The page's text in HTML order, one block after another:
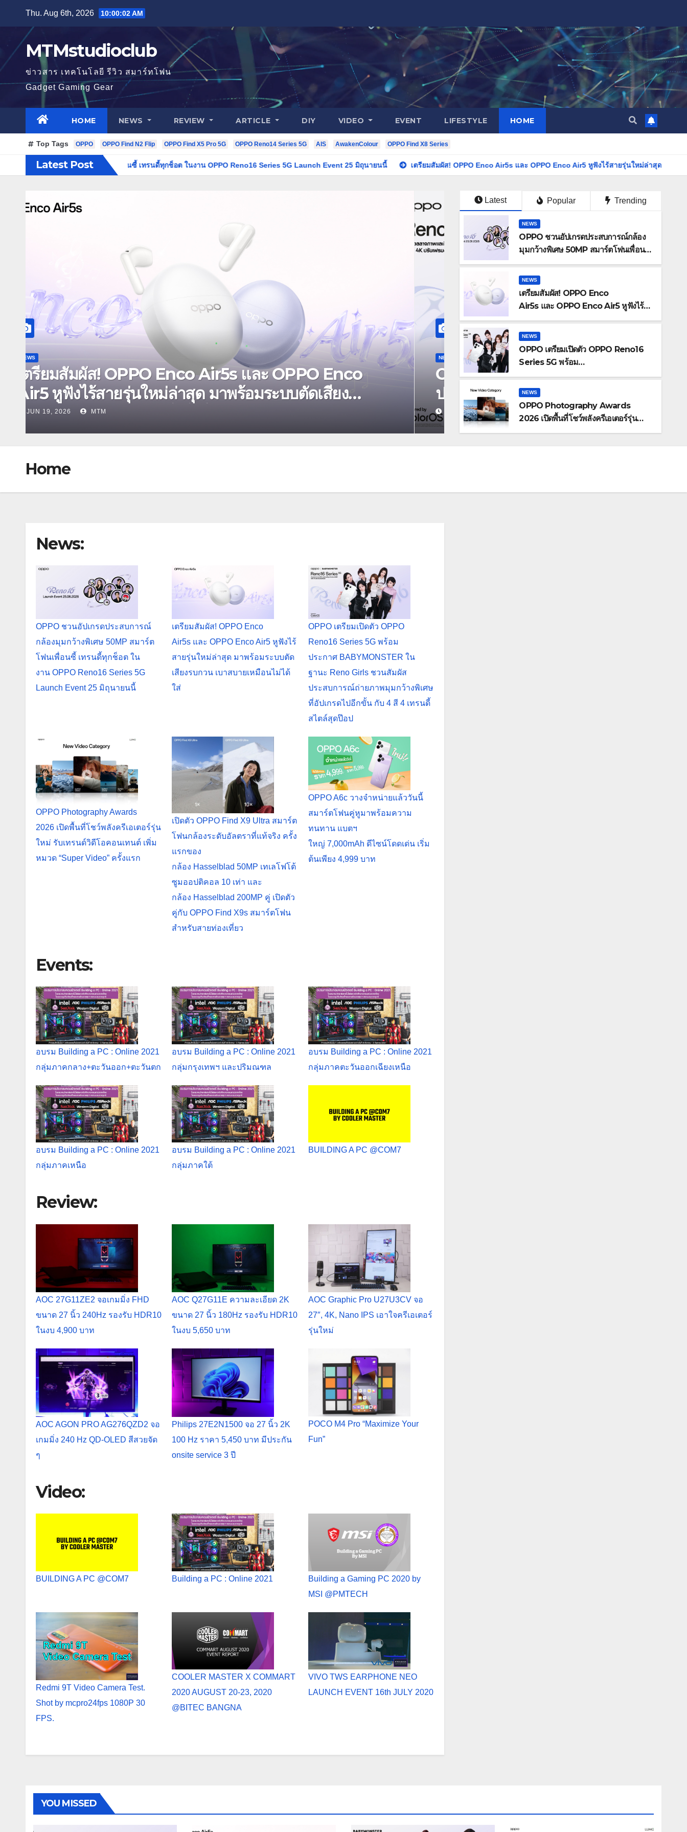
content
Thu. Aug 6th, 2026 10:00:04 AM
MTMstudioclub
ข่าวสาร เทคโนโลยี รีวิว สมาร์ทโฟน
Gadget Gaming Gear
HOME NEWS REVIEW ARTICLE DIY VIDEO EVENT LIFESTYLE HOME
Top Tags OPPO OPPO Find N2 Flip OPPO Find X5 Pro 5G OPPO Reno14 Series 5G AIS AwakenColour OPPO Find X8 Series
Latest Post
50MP สมาร์ตโฟนเพื่อนซี้ เทรนดี้ทุกช็อต ในงาน OPPO Reno16 Series 5G Launch Event 25 มิถุนายนนี้ เตรียมสัมผัส! OPPO Enco Air5s และ OPPO Enco Air5 หูฟังไร้สายรุ่นใหม่ล่าสุด มาพร้อมระบบตัดเสียงร
OPPO เตรียมเปิดตัว OPPO Reno16 Series 5G พร้อม
ประกาศ BABYMONSTER ในฐานะ Reno Girls ชวน
สัมผัสประสบการณ์ถ่ายภาพมุมกว้างพิเศษที่อัปเกรดไปอีก
ขั้น กับ 4 สี 4 เทรนดี้สไตล์สุดป๊อป
JUN 18, 2026
NEWS
OPPO Photography Awards
ครีเอเตอร์รุ่นใหม่ รับเทรนด์วิดีโอ
“Super Video” ครั้งแรก
MAY 19, 2026 MTM
Latest Popular Trending
NEWS
OPPO ชวนอัปเกรดประสบการณ์กล้อง
มุมกว้างพิเศษ 50MP สมาร์ตโฟนเพื่อนซี้
เทรนดี้ทุกช็อต ในงาน OPPO
Reno16 Series 5G Launch
Event 25 มิถุนายนนี้
NEWS
เตรียมสัมผัส! OPPO Enco
Air5s และ OPPO Enco Air5 หูฟังไร้
สายรุ่นใหม่ล่าสุด มาพร้อมระบบตัดเสียง
รบกวน เบาสบายเหมือนไม่ได้ใส่
NEWS
OPPO เตรียมเปิดตัว OPPO Reno16
Series 5G พร้อม
ประกาศ BABYMONSTER ใน
ฐานะ Reno Girls ชวนสัมผัส
ประสบการณ์ถ่ายภาพมุมกว้างพิเศษที่อัป
เกรดไปอีกขั้น กับ 4 สี 4 เทรนดี้สไตล์สุด
NEWS
OPPO Photography Awards
2026 เปิดพื้นที่โชว์พลังครีเอเตอร์รุ่น
ใหม่ รับเทรนด์วิดีโอคอนเทนต์ เพิ่มหมวด
Home
News:
OPPO ชวนอัปเกรดประสบการณ์
กล้องมุมกว้างพิเศษ 50MP สมาร์ต
โฟนเพื่อนซี้ เทรนดี้ทุกช็อต ใน
งาน OPPO Reno16 Series 5G
Launch Event 25 มิถุนายนนี้
เตรียมสัมผัส! OPPO Enco
Air5s และ OPPO Enco Air5 หูฟังไร้
สายรุ่นใหม่ล่าสุด มาพร้อมระบบตัด
เสียงรบกวน เบาสบายเหมือนไม่ได้
ใส่
OPPO เตรียมเปิดตัว OPPO
Reno16 Series 5G พร้อม
ประกาศ BABYMONSTER ใน
ฐานะ Reno Girls ชวนสัมผัส
ประสบการณ์ถ่ายภาพมุมกว้างพิเศษ
ที่อัปเกรดไปอีกขั้น กับ 4 สี 4 เทรนดี้
สไตล์สุดป๊อป
OPPO Photography Awards
2026 เปิดพื้นที่โชว์พลังครีเอเตอร์รุ่น
ใหม่ รับเทรนด์วิดีโอคอนเทนต์ เพิ่ม
หมวด “Super Video” ครั้งแรก
เปิดตัว OPPO Find X9 Ultra สมาร์ต
โฟนกล้องระดับอัลตราที่แท้จริง ครั้ง
แรกของ
กล้อง Hasselblad 50MP เทเลโฟโต้
ซูมออปติคอล 10 เท่า และ
กล้อง Hasselblad 200MP คู่ เปิดตัว
คู่กับ OPPO Find X9s สมาร์ตโฟน
สำหรับสายท่องเที่ยว
OPPO A6c วางจำหน่ายแล้ววันนี้
สมาร์ตโฟนคู่หูมาพร้อมความ
ทนทาน แบตฯ
ใหญ่ 7,000mAh ดีไซน์โดดเด่น เริ่ม
ต้นเพียง 4,999 บาท
Events:
อบรม Building a PC : Online 2021
กลุ่มภาคกลาง+ตะวันออก+ตะวันตก
อบรม Building a PC : Online 2021
กลุ่มกรุงเทพฯ และปริมณฑล
อบรม Building a PC : Online 2021
กลุ่มภาคตะวันออกเฉียงเหนือ
อบรม Building a PC : Online 2021
กลุ่มภาคเหนือ
อบรม Building a PC : Online 2021
กลุ่มภาคใต้
BUILDING A PC @COM7
Review:
AOC 27G11ZE2 จอเกมมิ่ง FHD
ขนาด 27 นิ้ว 240Hz รองรับ HDR10
ในงบ 4,900 บาท
AOC Q27G11E ความละเอียด 2K
ขนาด 27 นิ้ว 180Hz รองรับ HDR10
ในงบ 5,650 บาท
AOC Graphic Pro U27U3CV จอ
27″, 4K, Nano IPS เอาใจครีเอเตอร์
รุ่นใหม่
AOC AGON PRO AG276QZD2 จอ
เกมมิ่ง 240 Hz QD-OLED สีสวยจัด
ๆ
Philips 27E2N1500 จอ 27 นิ้ว 2K
100 Hz ราคา 5,450 บาท มีประกัน
onsite service 3 ปี
POCO M4 Pro “Maximize Your
Fun”
Video:
BUILDING A PC @COM7 Building a PC : Online 2021
Building a Gaming PC 2020 by
MSI @PMTECH
Redmi 9T Video Camera Test.
Shot by mcpro24fps 1080P 30
FPS.
COOLER MASTER X COMMART
2020 AUGUST 20-23, 2020
@BITEC BANGNA
VIVO TWS EARPHONE NEO
LAUNCH EVENT 16th JULY 2020
YOU MISSED